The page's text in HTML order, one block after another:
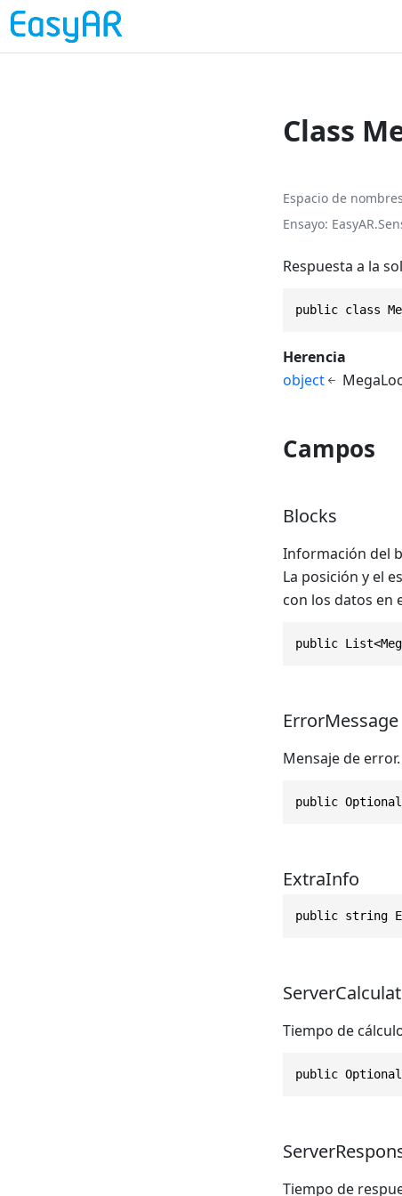
Class
Espacio de nombres
Ensayo
Respuesta a la
public class
Herencia
object
Campos
Blocks
Información del
La posición y el
con los datos en
public
ErrorMessage
Mensaje de error.
public
ExtraInfo
public string
Tiempo de
public
Tiempo de